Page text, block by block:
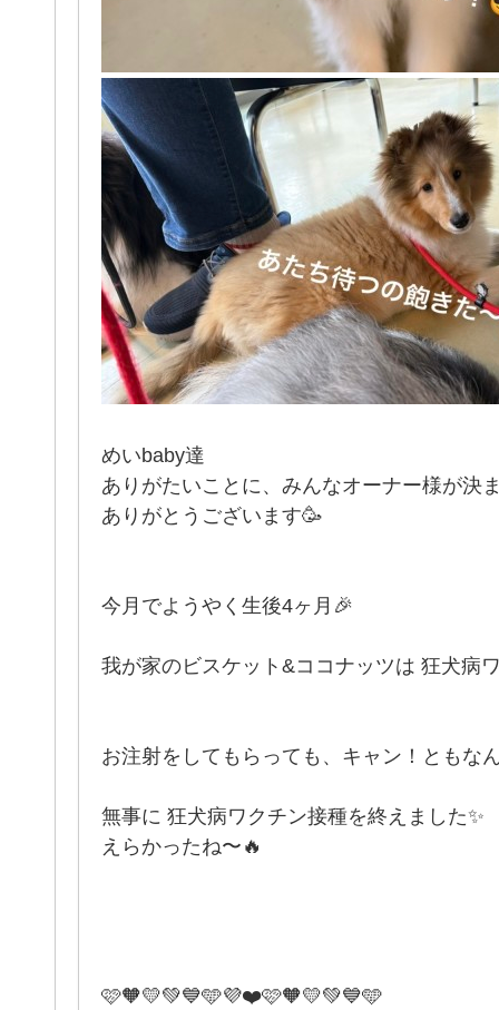
めいbaby達
ありがたいことに、みんなオーナー様が決
ありがとうございます🥳
今月でようやく生後4ヶ月🎉
我が家のビスケット&ココナッツは 狂犬病
お注射をしてもらっても、キャン！ともな
無事に 狂犬病ワクチン接種を終えました✨
えらかったね〜🔥
️🩷🧡💛💚💙🩵💜❤️🩷🧡💛💚💙🩵